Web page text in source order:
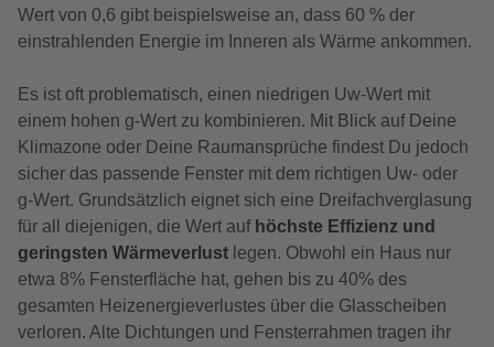
Wert von 0,6 gibt beispielsweise an, dass 60 % der
einstrahlenden Energie im Inneren als Wärme ankommen.
Es ist oft problematisch, einen niedrigen Uw-Wert mit
einem hohen g-Wert zu kombinieren. Mit Blick auf Deine
Klimazone oder Deine Raumansprüche findest Du jedoch
sicher das passende Fenster mit dem richtigen Uw- oder
g-Wert. Grundsätzlich eignet sich eine Dreifachverglasung
für all diejenigen, die Wert auf höchste Effizienz und
geringsten Wärmeverlust legen. Obwohl ein Haus nur
etwa 8% Fensterfläche hat, gehen bis zu 40% des
gesamten Heizenergieverlustes über die Glasscheiben
verloren. Alte Dichtungen und Fensterrahmen tragen ihr